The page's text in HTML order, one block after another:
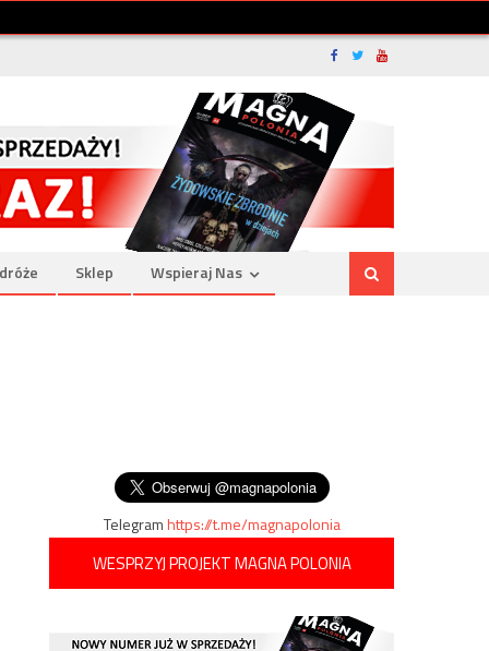
Sklep Wspieraj Nas
Telegramhttps://t.me/magnapolonia
WESPRZYJ PROJEKT MAGNA POLONIA